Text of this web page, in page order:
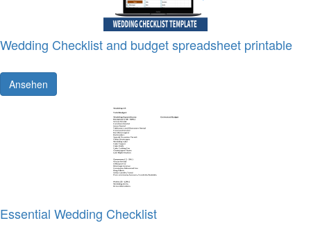
Wedding Checklist and budget spreadsheet printable
Ansehen
Essential Wedding Checklist